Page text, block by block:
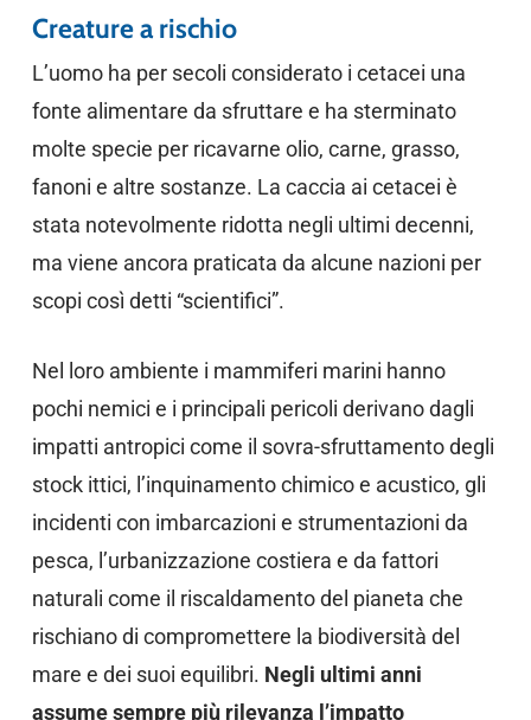
Creature a rischio
L’uomo ha per secoli considerato i cetacei una
fonte alimentare da sfruttare e ha sterminato
molte specie per ricavarne olio, carne, grasso,
fanoni e altre sostanze. La caccia ai cetacei è
stata notevolmente ridotta negli ultimi decenni,
ma viene ancora praticata da alcune nazioni per
scopi così detti “scientifici”.
Nel loro ambiente i mammiferi marini hanno
pochi nemici e i principali pericoli derivano dagli
impatti antropici come il sovra-sfruttamento degli
stock ittici, l’inquinamento chimico e acustico, gli
incidenti con imbarcazioni e strumentazioni da
pesca, l’urbanizzazione costiera e da fattori
naturali come il riscaldamento del pianeta che
rischiano di compromettere la biodiversità del
mare e dei suoi equilibri. Negli ultimi anni
assume sempre più rilevanza l’impatto